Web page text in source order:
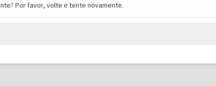
Por favor, volte e tente novamente.